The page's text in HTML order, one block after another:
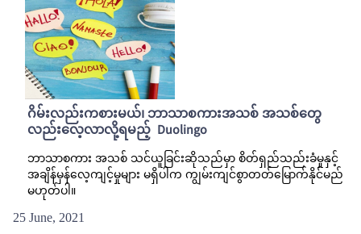
ဂိမ်းလည်းကစားမယ်၊ ဘာသာစကားအသစ် အသစ်တွေ
လည်းလေ့လာလို့ရမည့် Duolingo
ဘာသာစကား အသစ် သင်ယူခြင်းဆိုသည်မှာ စိတ်ရှည်သည်းခံမှုနှင့်
အချိန်မှန်လေ့ကျင့်မှုများ မရှိပါက ကျွမ်းကျင်စွာတတ်မြောက်နိုင်မည်
မဟုတ်ပါ။
25 June, 2021